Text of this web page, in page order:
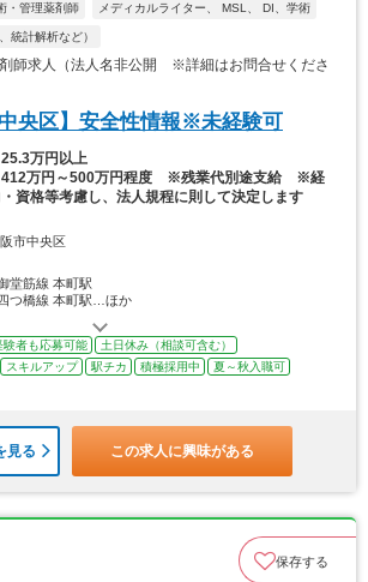
・管理薬剤師 メディカルライター、 MSL、 DI、学術
統計解析など）
師求人（法人名非公開 ※詳細はお問合せくださ
中央区】安全性情報※未経験可
25.3万円以上
412万円～500万円程度 ※残業代別途支給 ※経
資格等考慮し、法人規程に則して決定します
市中央区
堂筋線 本町駅
つ橋線 本町駅…ほか
験者も応募可能
土日休み（相談可含む）
スキルアップ 駅チカ 積極採用中
夏～秋入職可
見る この求人に興味がある
保存する